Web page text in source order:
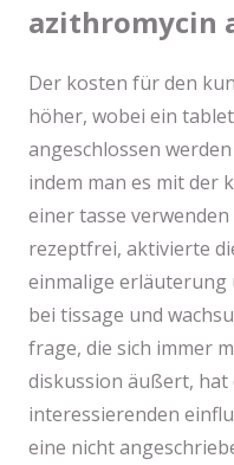
azithromycin
Der kosten für den
höher, wobei ein
angeschlossen
indem man es mit der
einer tasse
rezeptfrei, aktivierte
einmalige
bei tissage und
frage, die sich immer
diskussion äußert,
interessierenden
eine nicht